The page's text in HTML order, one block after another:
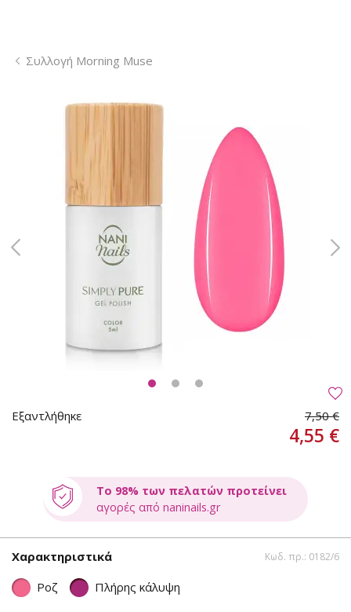
Συλλογή Morning Muse
Εξαντλήθηκε 7,50 €
4,55 €
Το 98% των πελατών προτείνει
αγορές από naninails.gr
Χαρακτηριστικά Κωδ. πρ.: 0182/6
Ροζ Πλήρης κάλυψη